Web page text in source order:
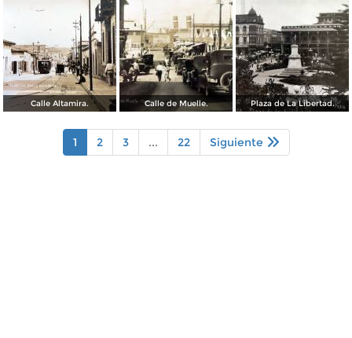
Calle Altamira. Calle de Muelle. Plaza de La Libertad.
1 2 3 ... 22 Siguiente